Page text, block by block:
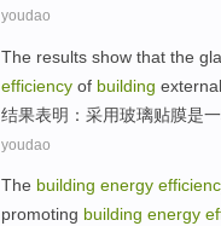
youdao
The results show that the
efficiency of building external
结果表明 ： 采用玻璃贴膜是
youdao
The building energy
promoting building energy